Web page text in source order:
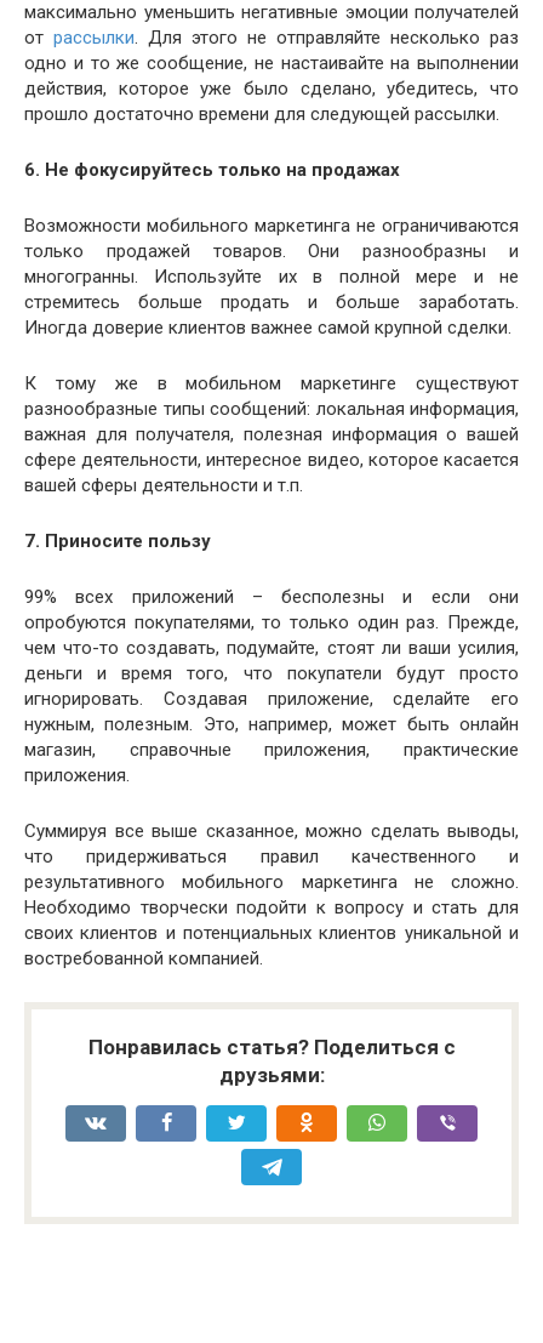
максимально уменьшить негативные эмоции получателей
от рассылки. Для этого не отправляйте несколько раз
одно и то же сообщение, не настаивайте на выполнении
действия, которое уже было сделано, убедитесь, что
прошло достаточно времени для следующей рассылки.
6. Не фокусируйтесь только на продажах
Возможности мобильного маркетинга не ограничиваются
только продажей товаров. Они разнообразны и
многогранны. Используйте их в полной мере и не
стремитесь больше продать и больше заработать.
Иногда доверие клиентов важнее самой крупной сделки.
К тому же в мобильном маркетинге существуют
разнообразные типы сообщений: локальная информация,
важная для получателя, полезная информация о вашей
сфере деятельности, интересное видео, которое касается
вашей сферы деятельности и т.п.
7. Приносите пользу
99% всех приложений – бесполезны и если они
опробуются покупателями, то только один раз. Прежде,
чем что-то создавать, подумайте, стоят ли ваши усилия,
деньги и время того, что покупатели будут просто
игнорировать. Создавая приложение, сделайте его
нужным, полезным. Это, например, может быть онлайн
магазин, справочные приложения, практические
приложения.
Суммируя все выше сказанное, можно сделать выводы,
что придерживаться правил качественного и
результативного мобильного маркетинга не сложно.
Необходимо творчески подойти к вопросу и стать для
своих клиентов и потенциальных клиентов уникальной и
востребованной компанией.
Понравилась статья? Поделиться с
друзьями: